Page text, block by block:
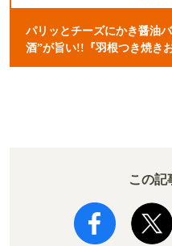
パリッとチーズにかき醤油
酒”が旨い!!『羽根つき焼き
この記